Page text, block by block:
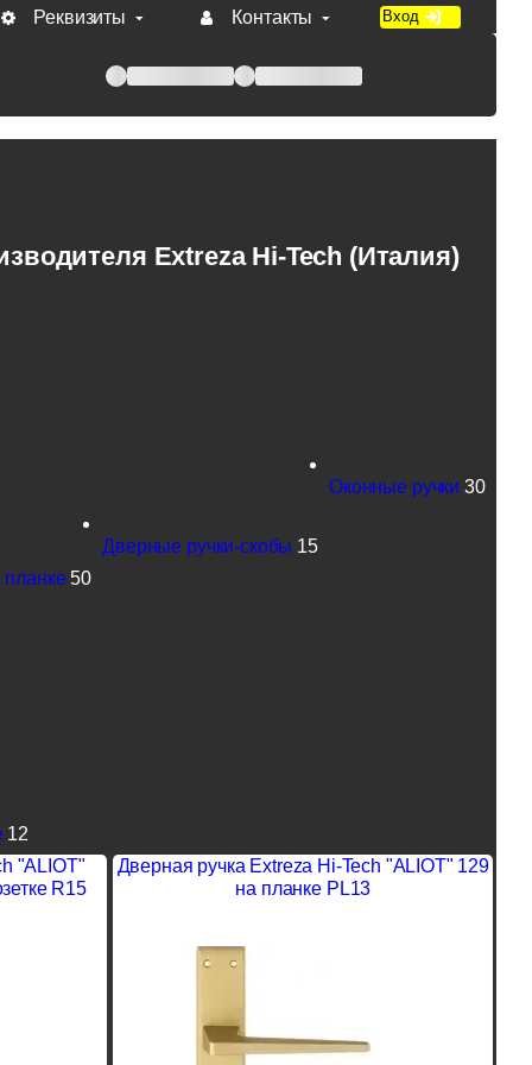
Реквизиты Контакты Вход
Extreza Hi-Tech (Италия)
50
Дверные ручки-скобы 15
Оконные ручки 30
12
"ALIOT"
R15
Дверная ручка Extreza Hi-Tech "ALIOT" 129
на планке PL13